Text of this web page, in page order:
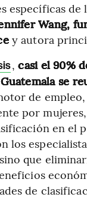
específicas de
Wang,
y autora
,casi el 90%
se
de
por
en el
los
que
de